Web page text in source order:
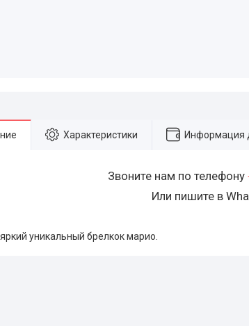
Характеристики Информация
Звоните нам по телефону
Или пишите в
уникальный брелкок марио.